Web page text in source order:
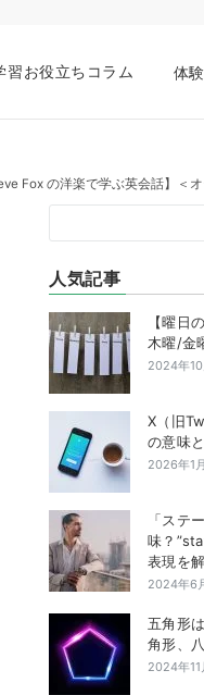
習お役立ちコラム 体
Fox の洋楽で学ぶ英会話】＜
人気記事
【曜日
木曜/金
2024年10
X（旧
の意味
2026年1
「ステ
味？
表現を
2024年6
五角形
角形、
2024年11